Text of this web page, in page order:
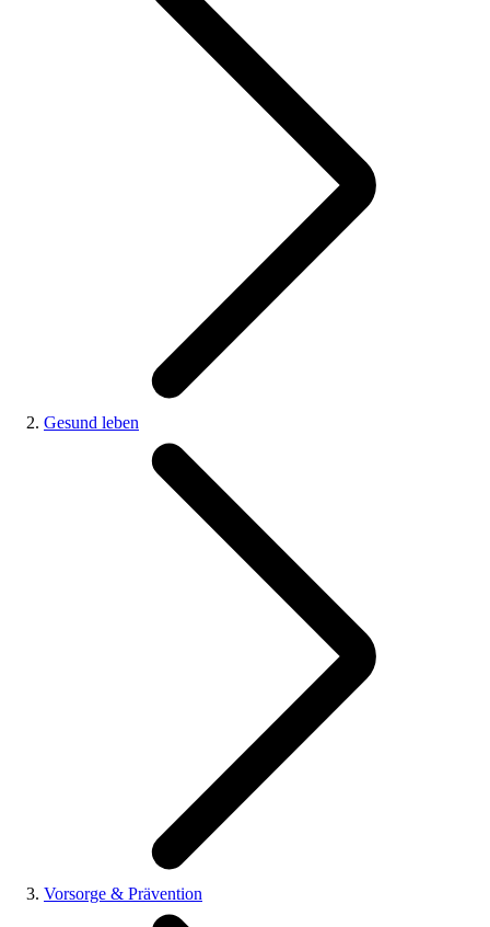
Gesund leben
Vorsorge & Prävention